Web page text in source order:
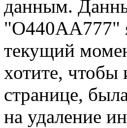
данным.
"О440АА777"
текущий
хотите, чтобы
странице,
на удаление